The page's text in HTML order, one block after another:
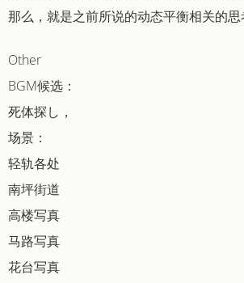
那么，就是之前所说的动态平衡相关的思
Other
BGM候选：
死体探し，
场景：
轻轨各处
南坪街道
高楼写真
马路写真
花台写真